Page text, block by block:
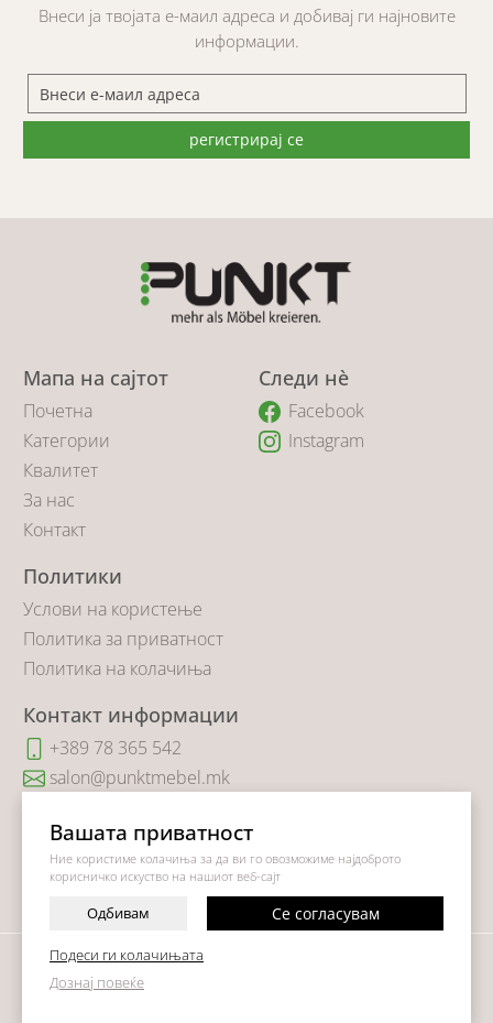
Вашата приватност
Ние користиме колачиња за да ви го овозможиме најдоброто
корисничко искуство на нашиот веб-сајт
Одбивам Се согласувам
Подеси ги колачињата
Дознај повеќе
Внеси ја твојата е-маил адреса и добивај ги најновите
информации.
регистрирај се
Мапа на сајтот
Почетна
Категории
Квалитет
За нас
Контакт
Политики
Услови на користење
Политика за приватност
Политика на колачиња
Контакт информации
+389 78 365 542
salon@punktmebel.mk
Следи нè
Facebook
Instagram
©2026Vendor x
Поставки за колачиња